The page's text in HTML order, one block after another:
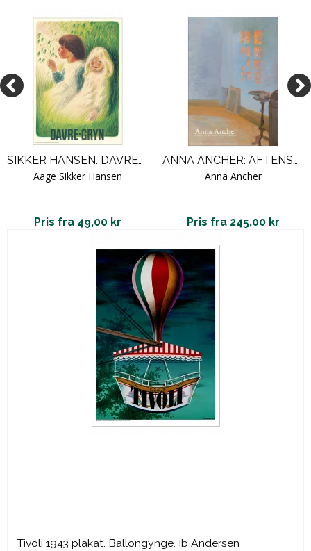
SIKKER HANSEN. DAVREGRYN.
Aage Sikker Hansen
Pris fra 49,00 kr
ANNA ANCHER: AFTENSOL I KUNSTNERENS ATELIER PÅ MARKVEJ
Anna Ancher
Pris fra 245,00 kr
Tivoli 1943 plakat. Ballongynge. Ib Andersen